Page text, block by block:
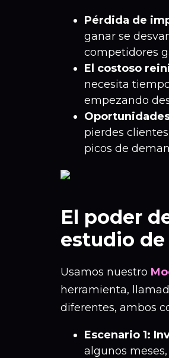
Pérdida de
ganar se
competidores
El costoso
necesita
empezando
pierdes
picos de
El poder
estudio de
Usamos nuestro
herramienta,
diferentes, ambos
Escenario 1:
algunos